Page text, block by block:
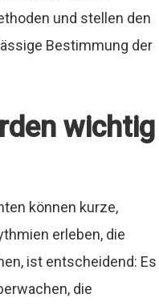
und stellen den
Bestimmung der
wichtig
können kurze,
erleben, die
ist entscheidend: Es
die